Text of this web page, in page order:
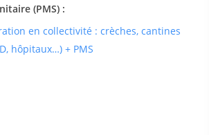
(PMS) :
en collectivité : crèches, cantines
hôpitaux…) + PMS